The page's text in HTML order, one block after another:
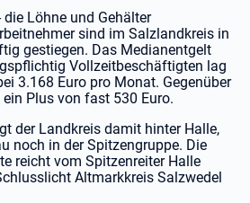
Löhne und Gehälter
sind im Salzlandkreis in
gestiegen. Das Medianentgelt
Vollzeitbeschäftigten lag
3.168 Euro pro Monat. Gegenüber
Plus von fast 530 Euro.
der Landkreis damit hinter Halle,
noch in der Spitzengruppe. Die
reicht vom Spitzenreiter Halle
Altmarkkreis Salzwedel